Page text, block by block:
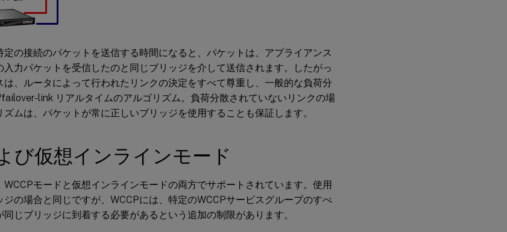
定の接続のパケットを送信する時間になると、パケットは、アプライアンス
入力パケットを受信したのと同じブリッジを介して送信されます。したがっ
は、ルータによって行われたリンクの決定をすべて尊重し、一般的な負荷分
link リアルタイムのアルゴリズム。負荷分散されていないリンクの場
ムは、パケットが常に正しいブリッジを使用することも保証します。
び仮想インラインモード
WCCPモードと仮想インラインモードの両方でサポートされています。使用
ジの場合と同じですが、WCCPには、特定のWCCPサービスグループのすべ
じブリッジに到着する必要があるという追加の制限があります。